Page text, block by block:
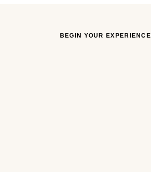
BEGIN YOUR EXPERIENCE